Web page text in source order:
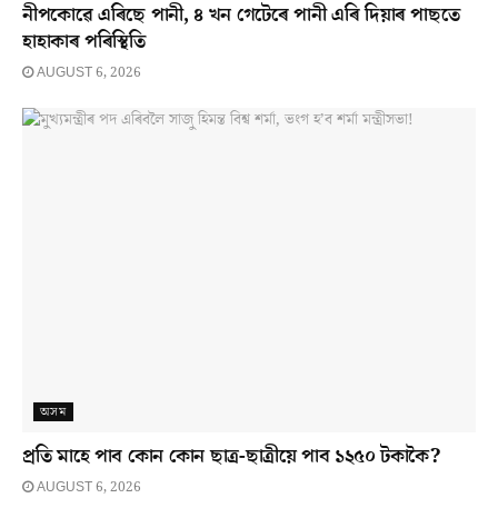
নীপকোৱে এৰিছে পানী, ৪ খন গেটেৰে পানী এৰি দিয়াৰ পাছতে
হাহাকাৰ পৰিস্থিতি
AUGUST 6, 2026
অসম
প্ৰতি মাহে পাব কোন কোন ছাত্ৰ-ছাত্ৰীয়ে পাব ১২৫০ টকাকৈ?
AUGUST 6, 2026